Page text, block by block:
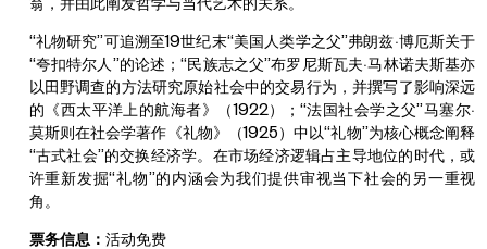
翁，并由此阐发哲学与当代艺术的关系。
“礼物研究”可追溯至19世纪末“美国人类学之父”弗朗兹·博厄斯关于
“夸扣特尔人”的论述；“民族志之父”布罗尼斯瓦夫·马林诺夫斯基亦
以田野调查的方法研究原始社会中的交易行为，并撰写了影响深远
的《西太平洋上的航海者》（1922）；“法国社会学之父”马塞尔·
莫斯则在社会学著作《礼物》（1925）中以“礼物”为核心概念阐释
“古式社会”的交换经济学。在市场经济逻辑占主导地位的时代，或
许重新发掘“礼物”的内涵会为我们提供审视当下社会的另一重视
角。
票务信息： 活动免费